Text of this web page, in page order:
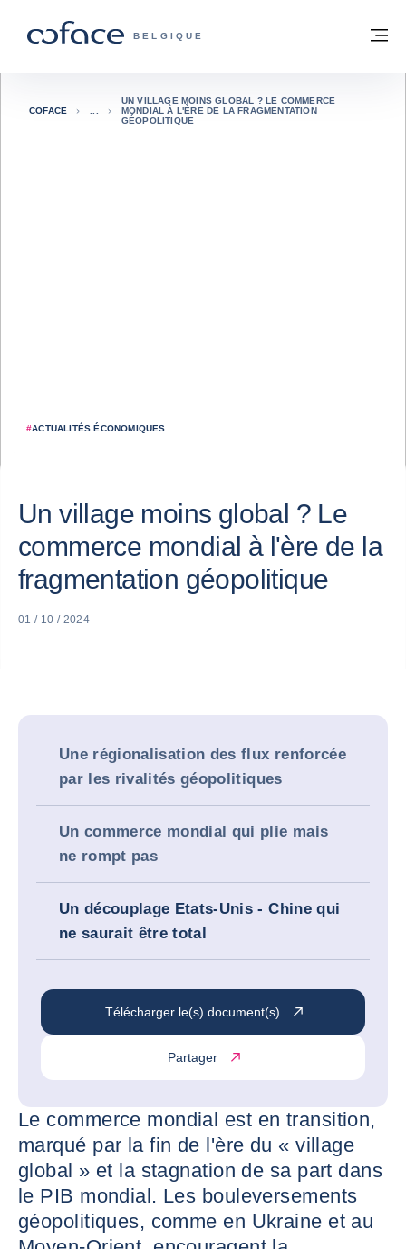
COFACE, FOR TRADE - PAGE
BELGIQUE
Retour à la page d'accueil
#ACTUALITÉS ÉCONOMIQUES
COFACE
UN VILLAGE MOINS GLOBAL ? LE COMMERCE
MONDIAL À L'ÈRE DE LA FRAGMENTATION
GÉOPOLITIQUE
Un village moins global ? Le
commerce mondial à l'ère de la
fragmentation géopolitique
01 / 10 / 2024
Une régionalisation des flux renforcée
par les rivalités géopolitiques
Un commerce mondial qui plie mais
ne rompt pas
Un découplage Etats-Unis - Chine qui
ne saurait être total
Télécharger le(s) document(s)
Partager
Le commerce mondial est en transition,
marqué par la fin de l'ère du « village
global » et la stagnation de sa part dans
le PIB mondial. Les bouleversements
géopolitiques, comme en Ukraine et au